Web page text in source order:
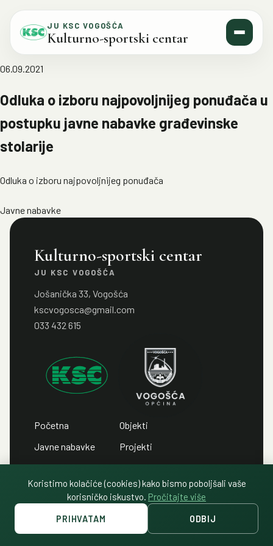
JU KSC VOGOŠĆA
Kulturno-sportski centar
06.09.2021
Odluka o izboru najpovoljnijeg ponuđača u
postupku javne nabavke građevinske
stolarije
Odluka o izboru najpovoljnijeg ponuđača
Javne nabavke
Kulturno-sportski centar
JU KSC VOGOŠĆA
Jošanička 33, Vogošća
kscvogosca@gmail.com
033 432 615
Početna
Javne nabavke
Javni pozivi
Javni oglasi
Objekti
Projekti
Kontakt
Politika privatnosti
Koristimo kolačiće (cookies) kako bismo poboljšali vaše
korisničko iskustvo. Pročitajte više
PRIHVATAM ODBIJ